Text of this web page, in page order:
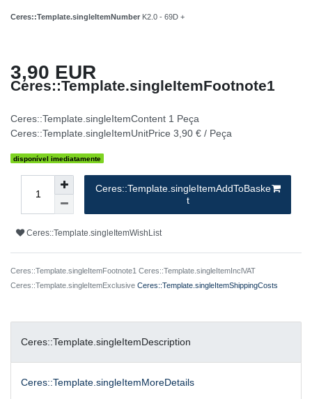
Ceres::Template.singleItemNumber K2.0 - 69D +
3,90 EUR
Ceres::Template.singleItemFootnote1
Ceres::Template.singleItemContent 1 Peça
Ceres::Template.singleItemUnitPrice 3,90 € / Peça
disponível imediatamente
Ceres::Template.singleItemAddToBaske
t
Ceres::Template.singleItemWishList
Ceres::Template.singleItemFootnote1 Ceres::Template.singleItemInclVAT
Ceres::Template.singleItemExclusive Ceres::Template.singleItemShippingCosts
Ceres::Template.singleItemDescription
Ceres::Template.singleItemMoreDetails